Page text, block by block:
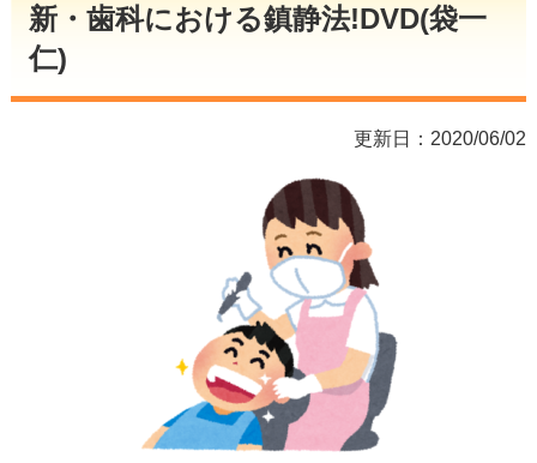
新・歯科における鎮静法!DVD(袋一
仁)
更新日：2020/06/02